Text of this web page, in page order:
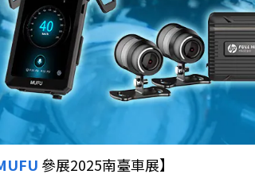
參展2025南臺車展】